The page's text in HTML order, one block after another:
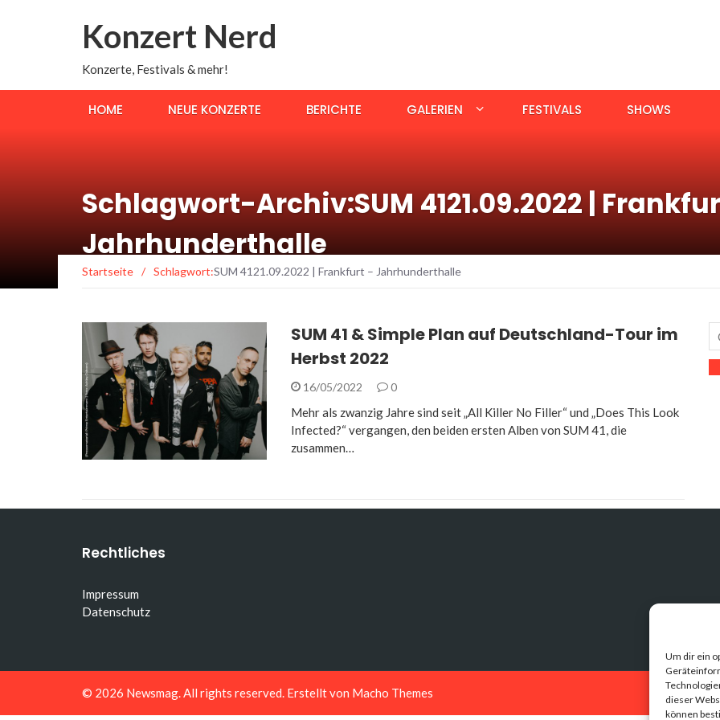
Um dir ein
dieser
können
Konzert Nerd
Konzerte, Festivals & mehr!
HOME NEUE KONZERTE BERICHTE GALERIEN FESTIVALS SHOWS
Schlagwort-Archiv:SUM 4121.09.2022 |
Jahrhunderthalle
Startseite / Schlagwort:SUM 4121.09.2022 | Frankfurt – Jahrhunderthalle
SUM 41 & Simple Plan auf Deutschland-Tour im
Herbst 2022
16/05/2022 0
Mehr als zwanzig Jahre sind seit „All Killer No Filler“ und „Does This Look
Infected?“ vergangen, den beiden ersten Alben von SUM 41, die
zusammen…
Rechtliches
Impressum
Datenschutz
© 2026 Newsmag. All rights reserved. Erstellt von Macho Themes